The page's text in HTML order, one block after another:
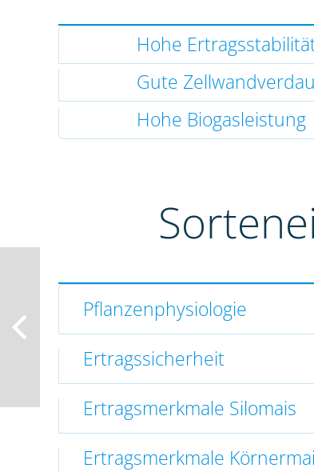
Hohe
Gute
Hohe Biogasleistung
Pflanzenphysiologie
Ertragssicherheit
Ertragsmerkmale Silomais
Ertragsmerkmale